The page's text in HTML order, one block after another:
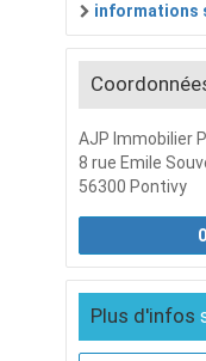
informations
AJP Immobilier
8 rue Emile
56300 Pontivy
Plus d'infos